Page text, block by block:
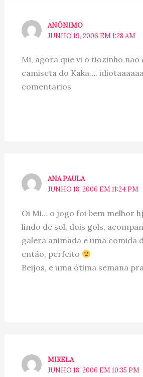
ANÔNIMO
JUNHO 19, 2006 EM 1:28 AM
Mi, agora que vi o tiozinho nao
camiseta do Kaka….
comentarios
ANA PAULA
JUNHO 18, 2006 EM 11:24 PM
Oi Mi… o jogo foi bem melhor
lindo de sol, dois gols,
galera animada e uma comida
então, perfeito
Beijos, e uma ótima semana
MIRELA
JUNHO 18, 2006 EM 10:35 PM